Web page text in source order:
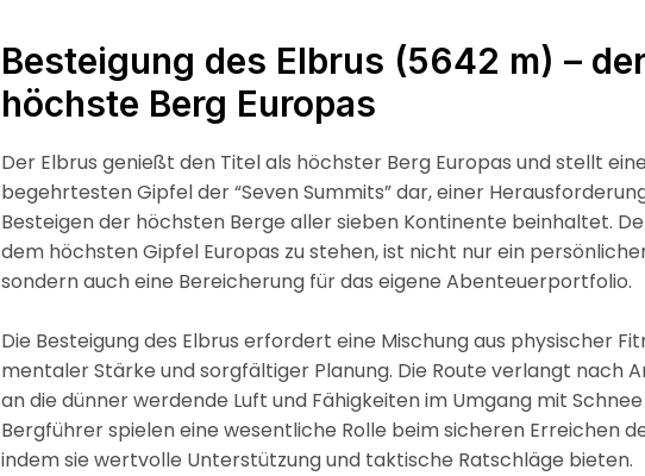
Besteigung des Elbrus (5642 m) –
höchste Berg Europas
Der Elbrus genießt den Titel als höchster Berg Europas und stellt
begehrtesten Gipfel der “Seven Summits” dar, einer
Besteigen der höchsten Berge aller sieben Kontinente beinhaltet.
dem höchsten Gipfel Europas zu stehen, ist nicht nur ein
sondern auch eine Bereicherung für das eigene Abenteuerportfolio.
Die Besteigung des Elbrus erfordert eine Mischung aus physischer
mentaler Stärke und sorgfältiger Planung. Die Route verlangt nach
an die dünner werdende Luft und Fähigkeiten im Umgang mit Schnee
Bergführer spielen eine wesentliche Rolle beim sicheren Erreichen
indem sie wertvolle Unterstützung und taktische Ratschläge bieten.